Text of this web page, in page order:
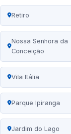
Retiro
Nossa Senhora da
Conceição
Vila Itália
Parque Ipiranga
Jardim do Lago